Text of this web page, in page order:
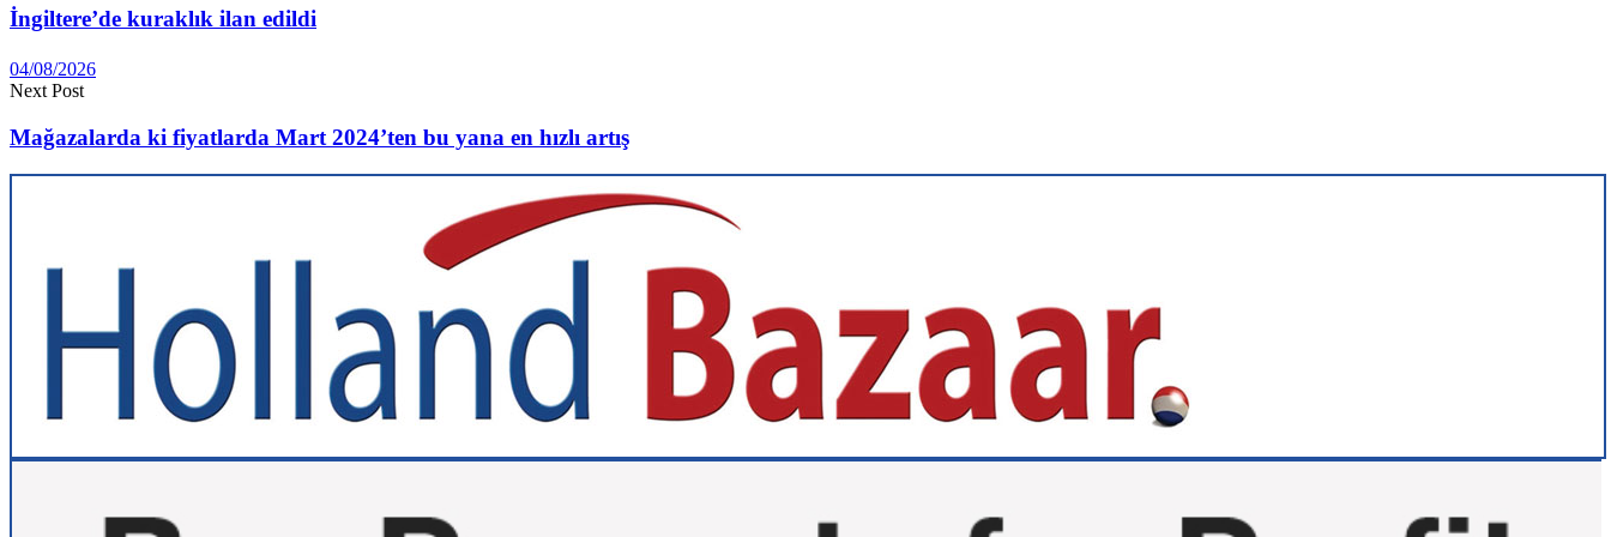
İngiltere’de kuraklık ilan edildi
04/08/2026
Next Post
Mağazalarda ki fiyatlarda Mart 2024’ten bu yana en hızlı artış